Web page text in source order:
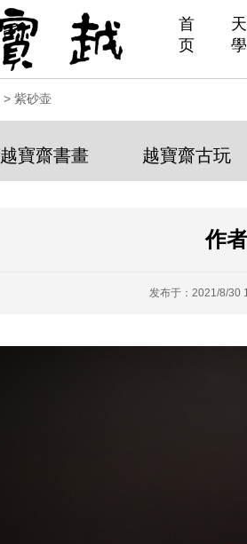
首
页
> 紫砂壶
越寶齋書畫 越寶齋古玩
作
发布于：2021/8/